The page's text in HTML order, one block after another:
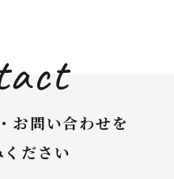
お問い合わせを
ださい